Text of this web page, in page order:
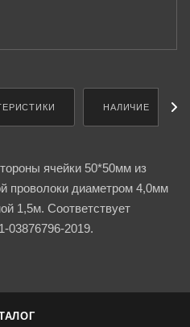
НАЛИЧИЕ
ячейки 50*50мм из
проволоки диаметром 4,0мм
1,5м. Соответствует
03876796-2019.